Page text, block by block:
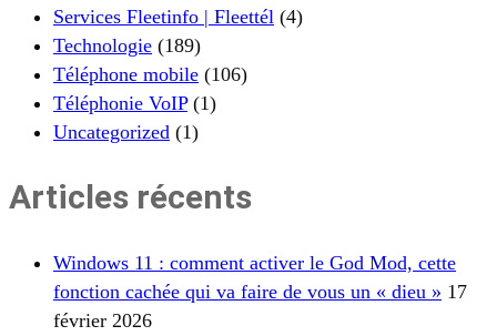
Services Fleetinfo | Fleettél (4)
Technologie (189)
Téléphone mobile (106)
Téléphonie VoIP(1)
Uncategorized (1)
Articles récents
Windows 11 : comment activer le God Mod, cette
fonction cachée qui va faire de vous un « dieu » 17
février 2026